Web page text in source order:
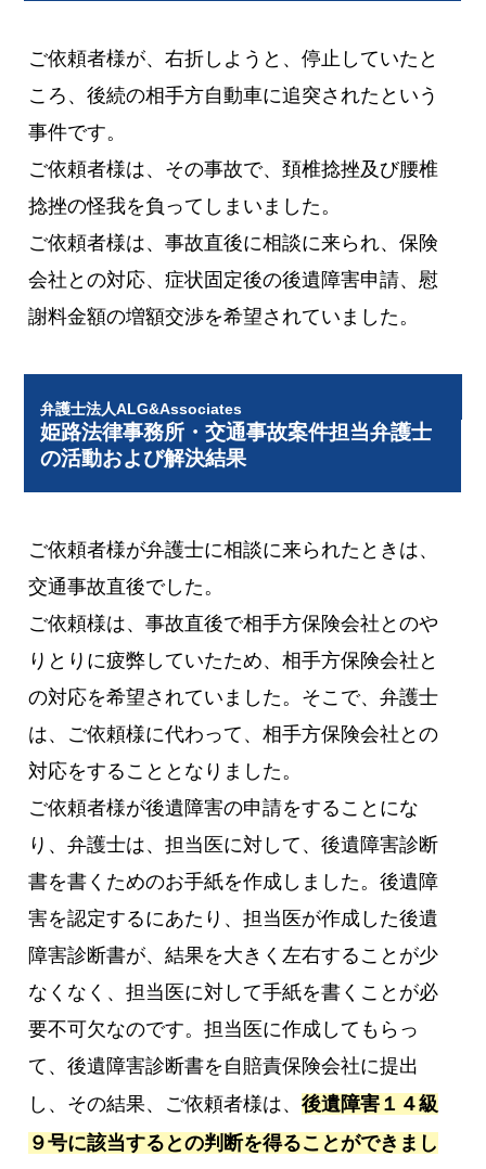
ご依頼者様が、右折しようと、停止していたと
ころ、後続の相手方自動車に追突されたという
事件です。
ご依頼者様は、その事故で、頚椎捻挫及び腰椎
捻挫の怪我を負ってしまいました。
ご依頼者様は、事故直後に相談に来られ、保険
会社との対応、症状固定後の後遺障害申請、慰
謝料金額の増額交渉を希望されていました。
弁護士法人ALG&Associates
姫路法律事務所・交通事故案件担当弁護士
の活動および解決結果
ご依頼者様が弁護士に相談に来られたときは、
交通事故直後でした。
ご依頼様は、事故直後で相手方保険会社とのや
りとりに疲弊していたため、相手方保険会社と
の対応を希望されていました。そこで、弁護士
は、ご依頼様に代わって、相手方保険会社との
対応をすることとなりました。
ご依頼者様が後遺障害の申請をすることにな
り、弁護士は、担当医に対して、後遺障害診断
書を書くためのお手紙を作成しました。後遺障
害を認定するにあたり、担当医が作成した後遺
障害診断書が、結果を大きく左右することが少
なくなく、担当医に対して手紙を書くことが必
要不可欠なのです。担当医に作成してもらっ
て、後遺障害診断書を自賠責保険会社に提出
し、その結果、ご依頼者様は、後遺障害１４級
９号に該当するとの判断を得ることができまし